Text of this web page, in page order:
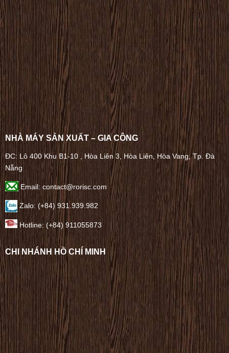
NHÀ MÁY SẢN XUẤT – GIA CÔNG
ĐC: Lô 400 Khu B1-10 , Hòa Liên 3, Hòa Liên, Hòa Vang, Tp. Đà
Nẵng
Email: contact@rorisc.com
Zalo: (+84) 931.939.982
Hotline: (+84) 911055873
CHI NHÁNH HỒ CHÍ MINH